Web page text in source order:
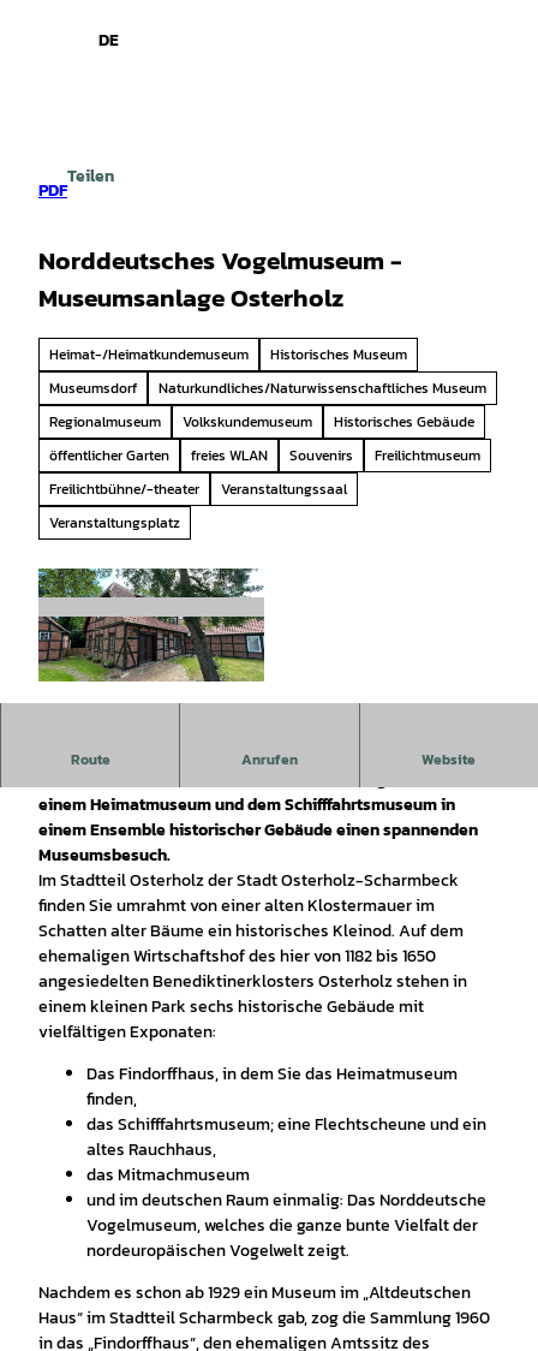
Gebärdensprache
DE
PDF
Teilen
Norddeutsches Vogelmuseum -
Museumsanlage Osterholz
Heimat-/Heimatkundemuseum
Historisches Museum
Museumsdorf
Naturkundliches/Naturwissenschaftliches Museum
Regionalmuseum
Volkskundemuseum
Historisches Gebäude
öffentlicher Garten
freies WLAN Souvenirs
Freilichtmuseum
Freilichtbühne/-theater
Veranstaltungssaal
Veranstaltungsplatz
r-Worpswede-Unterweser e.V. |CC-BY-SA
Route Anrufen Website
Die Museumsanlage in Osterholz-Scharmbeck bietet den
einem Heimatmuseum und dem Schifffahrtsmuseum in
einem Ensemble historischer Gebäude einen spannenden
Museumsbesuch.
Im Stadtteil Osterholz der Stadt Osterholz-Scharmbeck
finden Sie umrahmt von einer alten Klostermauer im
Schatten alter Bäume ein historisches Kleinod. Auf dem
ehemaligen Wirtschaftshof des hier von 1182 bis 1650
angesiedelten Benediktinerklosters Osterholz stehen in
einem kleinen Park sechs historische Gebäude mit
vielfältigen Exponaten:
Das Findorffhaus, in dem Sie das Heimatmuseum
finden,
das Schifffahrtsmuseum; eine Flechtscheune und ein
altes Rauchhaus,
das Mitmachmuseum
und im deutschen Raum einmalig: Das Norddeutsche
Vogelmuseum, welches die ganze bunte Vielfalt der
nordeuropäischen Vogelwelt zeigt.
Nachdem es schon ab 1929 ein Museum im „Altdeutschen
Haus“ im Stadtteil Scharmbeck gab, zog die Sammlung 1960
in das „Findorffhaus“, den ehemaligen Amtssitz des